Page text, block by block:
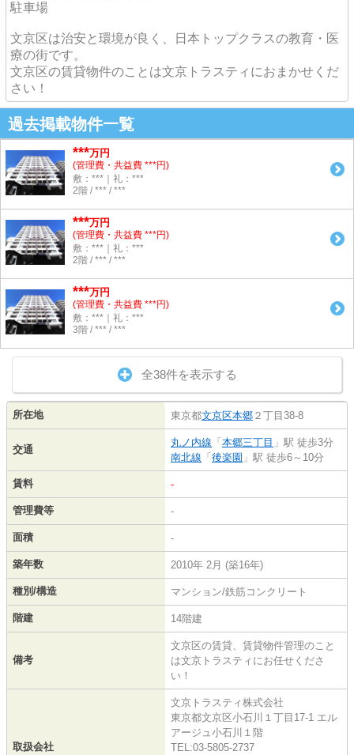
駐車場
文京区は治安と環境が良く、日本トップクラスの教育・医
療の街です。
文京区の賃貸物件のことは文京トラスティにおまかせくだ
さい！
過去掲載物件一覧
***万円
(管理費・共益費 ***円)
敷：***｜礼：***
2階 / *** / ***
***万円
(管理費・共益費 ***円)
敷：***｜礼：***
2階 / *** / ***
***万円
(管理費・共益費 ***円)
敷：***｜礼：***
3階 / *** / ***
全38件を表示する
所在地 東京都文京区本郷 ２丁目38-8
交通
丸ノ内線 「 本郷三丁目 」駅 徒歩3分
南北線 「 後楽園 」駅 徒歩6～10分
賃料 -
管理費等 -
面積 -
築年数 2010年 2月 (築16年)
種別/構造 マンション/鉄筋コンクリート
階建 14階建
備考
文京区の賃貸、賃貸物件管理のこと
は文京トラスティにお任せくださ
い！
取扱会社
文京トラスティ株式会社
東京都文京区小石川１丁目17-1 エル
アージュ小石川１階
TEL:03-5805-2737